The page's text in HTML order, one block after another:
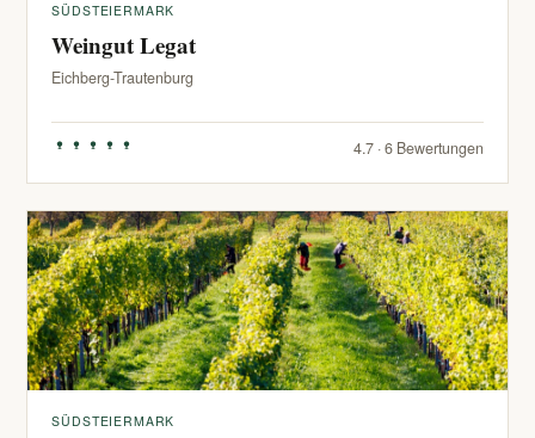
SÜDSTEIERMARK
Weingut Legat
Eichberg-Trautenburg
4.7 · 6 Bewertungen
SÜDSTEIERMARK